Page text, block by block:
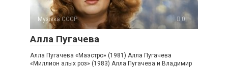
Музыка СССР 0
Алла Пугачева
Алла Пугачева «Маэстро» (1981) Алла Пугачева
«Миллион алых роз» (1983) Алла Пугачева и Владимир